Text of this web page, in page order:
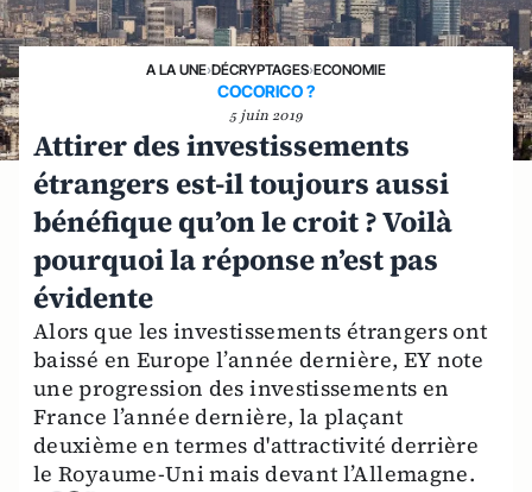
A LA UNE›DÉCRYPTAGES›ECONOMIE
COCORICO ?
5 juin 2019
Attirer des investissements
étrangers est-il toujours aussi
bénéfique qu’on le croit ? Voilà
pourquoi la réponse n’est pas
évidente
Alors que les investissements étrangers ont
baissé en Europe l’année dernière, EY note
une progression des investissements en
France l’année dernière, la plaçant
deuxième en termes d'attractivité derrière
le Royaume-Uni mais devant l’Allemagne.